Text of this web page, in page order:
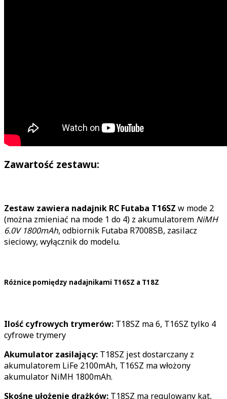
Zawartość zestawu:
Zestaw zawiera nadajnik RC Futaba T16SZ w mode 2
(można zmieniać na mode 1 do 4) z akumulatorem NiMH
6.0V 1800mAh, odbiornik Futaba R7008SB, zasilacz
sieciowy, wyłącznik do modelu.
Różnice pomiędzy nadajnikami T16SZ a T18Z
Ilość cyfrowych trymerów: T18SZ ma 6, T16SZ tylko 4
cyfrowe trymery
Akumulator zasilający: T18SZ jest dostarczany z
akumulatorem LiFe 2100mAh, T16SZ ma włożony
akumulator NiMH 1800mAh.
Skośne ułożenie drążków: T18SZ ma regulowany kąt,